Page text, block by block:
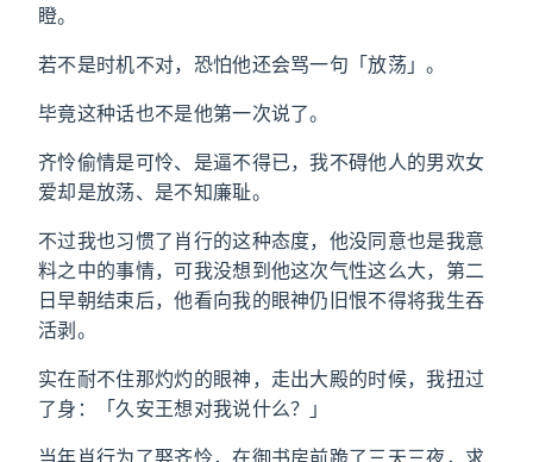
瞪。
若不是时机不对，恐怕他还会骂一句「放荡」。
毕竟这种话也不是他第一次说了。
齐怜偷情是可怜、是逼不得已，我不碍他人的男欢女
爱却是放荡、是不知廉耻。
不过我也习惯了肖行的这种态度，他没同意也是我意
料之中的事情，可我没想到他这次气性这么大，第二
日早朝结束后，他看向我的眼神仍旧恨不得将我生吞
活剥。
实在耐不住那灼灼的眼神，走出大殿的时候，我扭过
了身：「久安王想对我说什么？」
当年肖行为了娶齐怜，在御书房前跪了三天三夜，求